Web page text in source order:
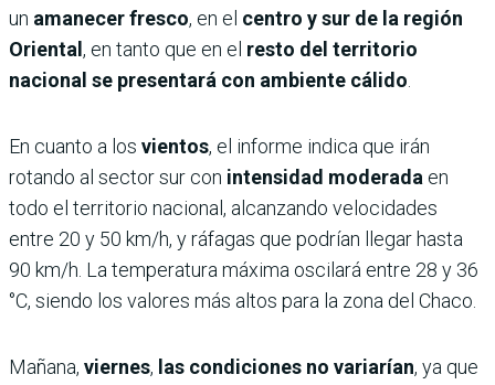
un amanecer fresco, en el centro y sur de la región
Oriental , en tanto que en el resto del territorio
nacional se presentará con ambiente cálido.
En cuanto a los vientos, el informe indica que irán
rotando al sector sur con intensidad moderada en
todo el territorio nacional, alcanzando velocidades
entre 20 y 50 km/h, y ráfagas que podrían llegar hasta
90 km/h. La temperatura máxima oscilará entre 28 y 36
°C, siendo los valores más altos para la zona del Chaco.
Mañana, viernes, las condiciones no variarían, ya que